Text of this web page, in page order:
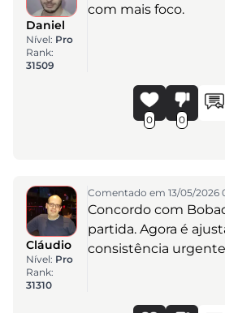
Daniel
Nível: Pro
Rank:
31509
com mais foco.
0 0
Cláudio
Nível: Pro
Rank:
31310
Comentado em 13/05/2026
Concordo com
partida. Agora é
consistência